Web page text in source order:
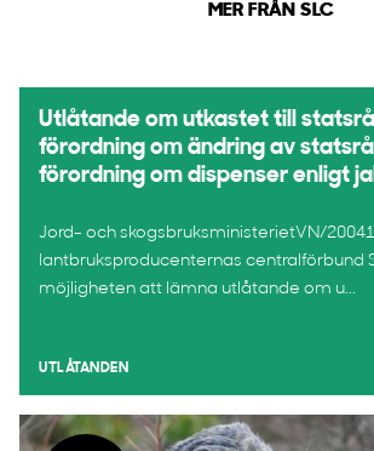
MER FRÅN SLC
Utlåtande om utkastet till
förordning om ändring av
förordning om dispenser enligt
Jord- och skogsbruksministerietVN/
lantbruksproducenternas centralförbund
möjligheten att lämna utlåtande om u...
UTLÅTANDEN